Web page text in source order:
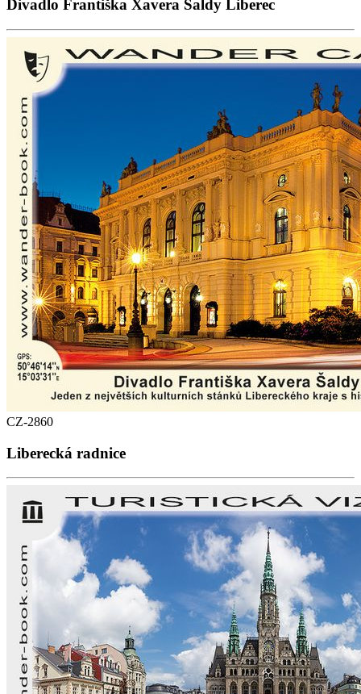
Divadlo Františka Xavera Šaldy Liberec
CZ-2860
Liberecká radnice